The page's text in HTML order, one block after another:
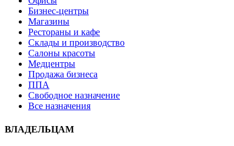
Бизнес-центры
Магазины
Рестораны и кафе
Склады и производство
Салоны красоты
Медцентры
Продажа бизнеса
ППА
Свободное назначение
Все назначения
ВЛАДЕЛЬЦАМ